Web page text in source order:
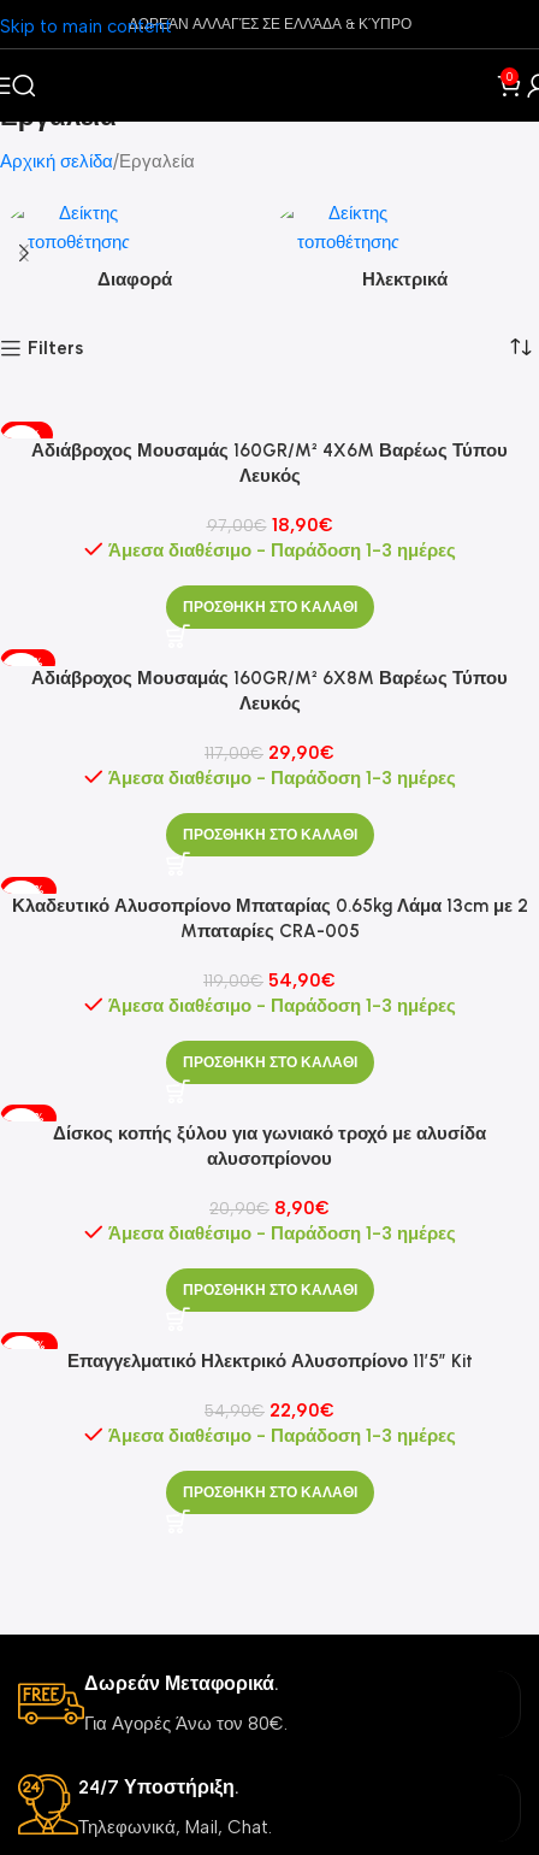
Skip to main contentΔΩΡΕΆΝ ΑΛΛΑΓΈΣ ΣΕ ΕΛΛΆΔΑ & ΚΎΠΡΟ
0
Εργαλεία
Αρχική σελίδα Εργαλεία
Διαφορά Ηλεκτρικά
Filters
-81%
Αδιάβροχος Μουσαμάς 160GR/M² 4X6M Βαρέως Τύπου
Λευκός
97,00€ 18,90€
Άμεσα διαθέσιμο - Παράδοση 1-3 ημέρες
ΠΡΟΣΘΗΚΗ ΣΤΟ ΚΑΛΑΘΙ
-74%
Αδιάβροχος Μουσαμάς 160GR/M² 6X8M Βαρέως Τύπου
Λευκός
117,00€ 29,90€
Άμεσα διαθέσιμο - Παράδοση 1-3 ημέρες
ΠΡΟΣΘΗΚΗ ΣΤΟ ΚΑΛΑΘΙ
-54%
Κλαδευτικό Αλυσοπρίονο Μπαταρίας 0.65kg Λάμα 13cm με 2
Mπαταρίες CRA-005
119,00€ 54,90€
Άμεσα διαθέσιμο - Παράδοση 1-3 ημέρες
ΠΡΟΣΘΗΚΗ ΣΤΟ ΚΑΛΑΘΙ
-57%
Δίσκος κοπής ξύλου για γωνιακό τροχό με αλυσίδα
αλυσοπρίονου
20,90€ 8,90€
Άμεσα διαθέσιμο - Παράδοση 1-3 ημέρες
ΠΡΟΣΘΗΚΗ ΣΤΟ ΚΑΛΑΘΙ
-58%
Επαγγελματικό Ηλεκτρικό Αλυσοπρίονο 11’5” Kit
54,90€ 22,90€
Άμεσα διαθέσιμο - Παράδοση 1-3 ημέρες
ΠΡΟΣΘΗΚΗ ΣΤΟ ΚΑΛΑΘΙ
Δωρεάν Μεταφορικά.
Για Αγορές Άνω τον 80€.
24/7 Υποστήριξη.
Τηλεφωνικά, Mail, Chat.